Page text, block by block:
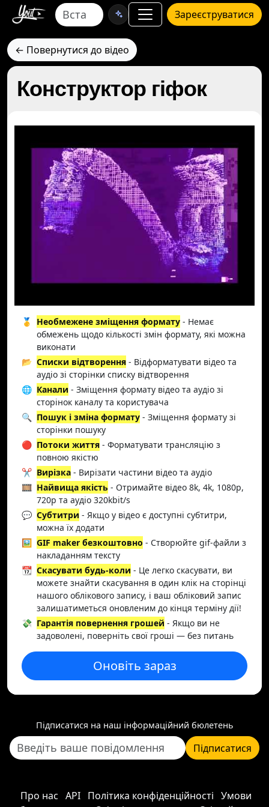
Зареєструватися
← Повернутися до відео
Конструктор гіфок
🥇 Необмежене зміщення формату - Немає
обмежень щодо кількості змін формату, які можна
виконати
📂 Списки відтворення - Відформатувати відео та
аудіо зі сторінки списку відтворення
🌐 Канали - Зміщення формату відео та аудіо зі
сторінок каналу та користувача
🔍 Пошук і зміна формату - Зміщення формату зі
сторінки пошуку
🔴 Потоки життя - Форматувати трансляцію з
повною якістю
✂️ Вирізка - Вирізати частини відео та аудіо
🎞️ Найвища якість - Отримайте відео 8k, 4k, 1080p,
720p та аудіо 320kbit/s
💬 Субтитри - Якщо у відео є доступні субтитри,
можна їх додати
🖼️ GIF maker безкоштовно - Створюйте gif-файли з
накладанням тексту
📆 Скасувати будь-коли - Це легко скасувати, ви
можете знайти скасування в один клік на сторінці
нашого облікового запису, і ваш обліковий запис
залишатиметься оновленим до кінця терміну дії!
💸 Гарантія повернення грошей - Якщо ви не
задоволені, поверніть свої гроші — без питань
Оновіть зараз
Підписатися на наш інформаційний бюлетень
Підписатися
Про нас API Політика конфіденційності Умови